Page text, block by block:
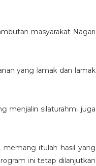
masyarakat Nagari
yang lamak dan lamak
menjalin silaturahmi juga
memang itulah hasil yang
ini tetap dilanjutkan